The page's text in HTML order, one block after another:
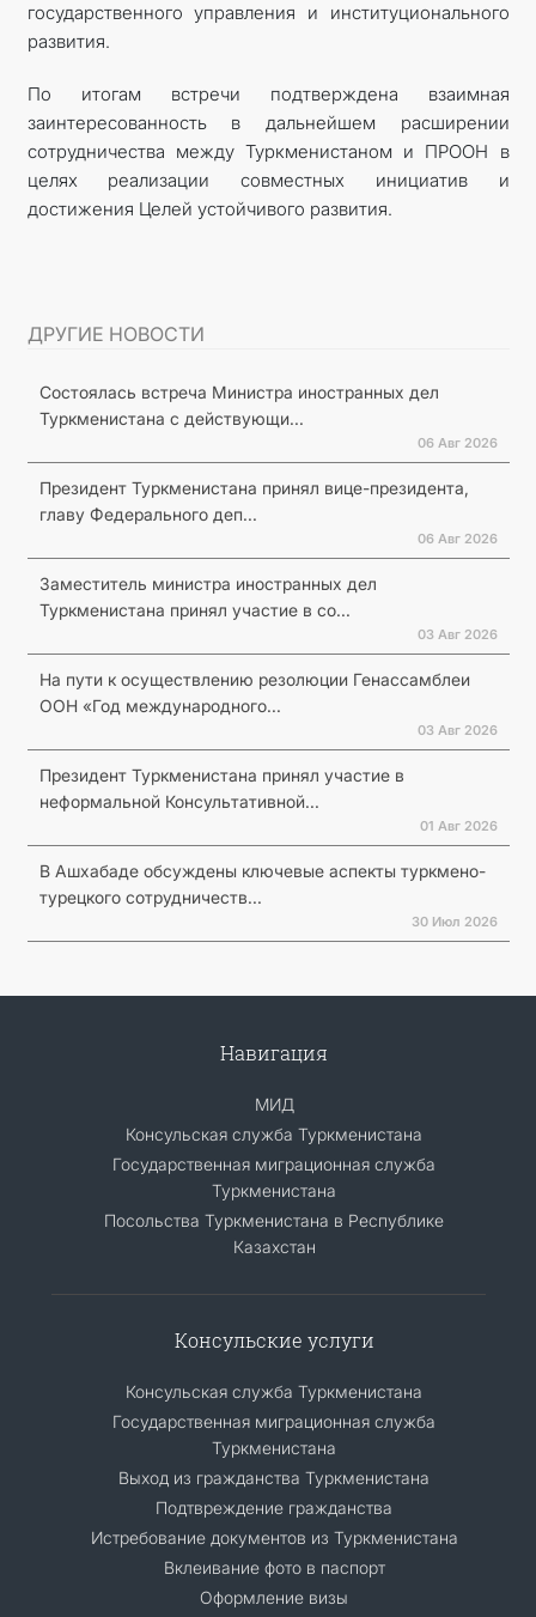
государственного управления и институционального
развития.
По итогам встречи подтверждена взаимная
заинтересованность в дальнейшем расширении
сотрудничества между Туркменистаном и ПРООН в
целях реализации совместных инициатив и
достижения Целей устойчивого развития.
ДРУГИЕ НОВОСТИ
Состоялась встреча Министра иностранных дел
Туркменистана с действующи...
06 Авг 2026
Президент Туркменистана принял вице-президента,
главу Федерального деп...
06 Авг 2026
Заместитель министра иностранных дел
Туркменистана принял участие в со...
03 Авг 2026
На пути к осуществлению резолюции Генассамблеи
ООН «Год международного...
03 Авг 2026
Президент Туркменистана принял участие в
неформальной Консультативной...
01 Авг 2026
В Ашхабаде обсуждены ключевые аспекты туркмено-
турецкого сотрудничеств...
30 Июл 2026
Навигация
МИД
Консульская служба Туркменистана
Государственная миграционная служба
Туркменистана
Посольства Туркменистана в Республике
Казахстан
Консульские услуги
Консульская служба Туркменистана
Государственная миграционная служба
Туркменистана
Выход из гражданства Туркменистана
Подтвреждение гражданства
Истребование документов из Туркменистана
Вклеивание фото в паспорт
Оформление визы